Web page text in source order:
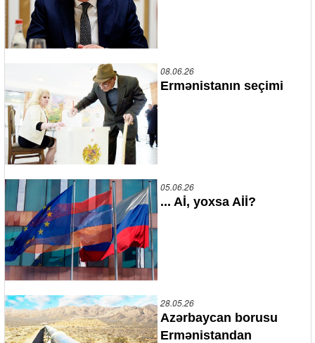
08.06.26
Ermənistanın seçimi
05.06.26
... Aİ, yoxsa Aİİ?
28.05.26
Azərbaycan borusu
Ermənistandan